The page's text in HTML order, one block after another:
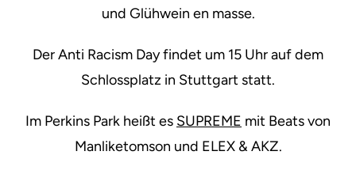
und Glühwein en masse.
Der Anti Racism Day findet um 15 Uhr auf dem
Schlossplatz in Stuttgart statt.
Im Perkins Park heißt es SUPREME mit Beats von
Manliketomson und ELEX & AKZ.